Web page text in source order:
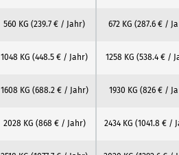
560 KG (239.7 € / Jahr) 672 KG (287.6 € /
1048 KG (448.5 € / Jahr) 1258 KG (538.4 € /
1608 KG (688.2 € / Jahr) 1930 KG (826 € /
2028 KG (868 € / Jahr) 2434 KG (1041.8 € /